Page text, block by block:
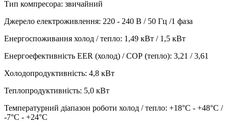
Тип компресора: звичайний
Джерело електроживлення: 220 - 240 В / 50 Гц /1 фаза
Енергоспоживання холод / тепло: 1,49 кВт / 1,5 кВт
Енергоефективність EER (холод) / СОР (тепло): 3,21 / 3,61
Холодопродуктивність: 4,8 кВт
Теплопродуктивність: 5,0 кВт
Температурний діапазон роботи холод / тепло: +18°С - +48°С /
-7°С - +24°С